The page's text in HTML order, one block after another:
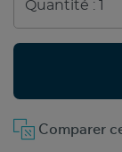
Comparer